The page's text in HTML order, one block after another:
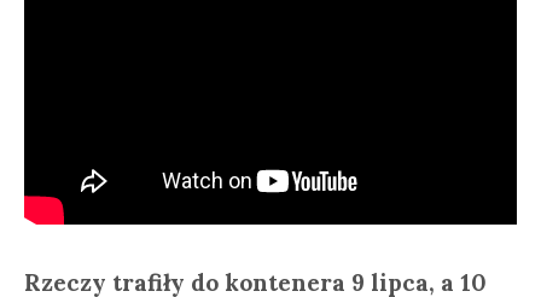
Rzeczy trafiły do kontenera 9 lipca, a 10